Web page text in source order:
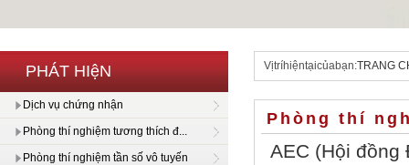
PHÁT HIệN
Dịch vụ chứng nhận
Phòng thí nghiệm tương thích đ...
Phòng thí nghiệm tần số vô tuyến
Vịtríhiệntạicủabạn:TRANG
Phòng thí
AEC (Hội đồng